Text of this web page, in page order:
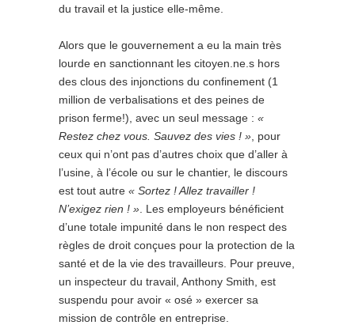
du travail et la justice elle-même.
Alors que le gouvernement a eu la main très
lourde en sanctionnant les citoyen.ne.s hors
des clous des injonctions du confinement (1
million de verbalisations et des peines de
prison ferme!), avec un seul message : «
Restez chez vous. Sauvez des vies ! » , pour
ceux qui n’ont pas d’autres choix que d’aller à
l’usine, à l’école ou sur le chantier, le discours
est tout autre « Sortez ! Allez travailler !
N’exigez rien ! » . Les employeurs bénéficient
d’une totale impunité dans le non respect des
règles de droit conçues pour la protection de la
santé et de la vie des travailleurs. Pour preuve,
un inspecteur du travail, Anthony Smith, est
suspendu pour avoir « osé » exercer sa
mission de contrôle en entreprise.